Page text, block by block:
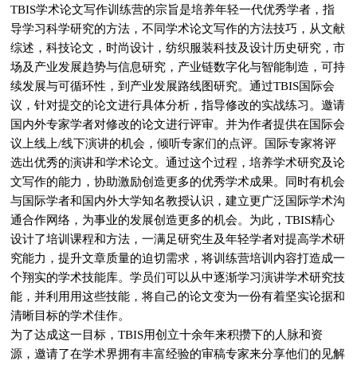
TBIS学术论文写作训练营的宗旨是培养年轻一代优秀学者，指
导学习科学研究的方法，不同学术论文写作的方法技巧，从文献
综述，科技论文，时尚设计，纺织服装科技及设计历史研究，市
场及产业发展趋势与信息研究，产业链数字化与智能制造，可持
续发展与可循环性，到产业发展路线图研究。通过TBIS国际会
议，针对提交的论文进行具体分析，指导修改的实战练习。邀请
国内外专家学者对修改的论文进行评审。并为作者提供在国际会
议上线上/线下演讲的机会，倾听专家们的点评。国际专家将评
选出优秀的演讲和学术论文。通过这个过程，培养学术研究及论
文写作的能力，协助激励创造更多的优秀学术成果。同时有机会
与国际学者和国内外大学知名教授认识，建立更广泛国际学术沟
通合作网络，为事业的发展创造更多的机会。为此，TBIS精心
设计了培训课程和方法，一满足研究生及年轻学者对提高学术研
究能力，提升文章质量的迫切需求，将训练营培训内容打造成一
个翔实的学术技能库。学员们可以从中逐渐学习演讲学术研究技
能，并利用用这些技能，将自己的论文变为一份有着坚实论据和
清晰目标的学术佳作。
为了达成这一目标，TBIS用创立十余年来积攒下的人脉和资
源，邀请了在学术界拥有丰富经验的审稿专家来分享他们的见解